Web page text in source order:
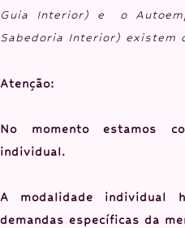
Guia Interior) e o
Sabedoria Interior) existem
Atenção:
No momento estamos
individual.
A modalidade individual
demandas específicas da